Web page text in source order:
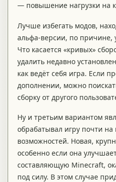
— повышение нагрузки на
Лучше избегать модов,
альфа-версии, по причине,
Что касается «кривых»
удалить недавно
как ведёт себя игра. Если
дополнении, можно
сборку от другого
Ну и третьим вариантом
обрабатывал игру почти на
возможностей. Новая,
особенно если она
составляющую Minecraft,
под силу. В этом случае